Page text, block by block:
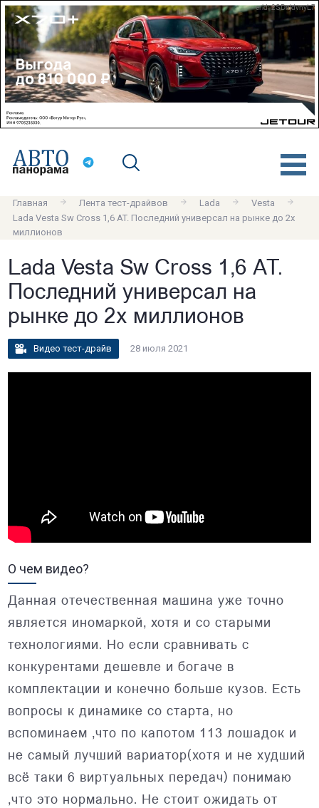
erid: 2SDnjdvnyL7
Главная Лента тест-драйвов Lada
Vesta
Lada Vesta Sw Cross 1,6 AT. Последний универсал на рынке до 2х
миллионов
Lada Vesta Sw Cross 1,6 AT.
Последний универсал на
рынке до 2х миллионов
Видео тест-драйв 28 июля 2021
О чем видео?
Данная отечественная машина уже точно
является иномаркой, хотя и со старыми
технологиями. Но если сравнивать с
конкурентами дешевле и богаче в
комплектации и конечно больше кузов. Есть
вопросы к динамике со старта, но
вспоминаем ,что по капотом 113 лошадок и
не самый лучший вариатор(хотя и не худший
всё таки 6 виртуальных передач) понимаю
,что это нормально. Не стоит ожидать от